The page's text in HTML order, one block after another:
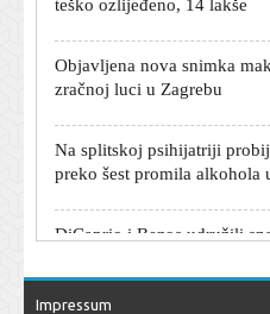
zračnoj luci u Zagrebu
preko šest promila alkohola
dolara za spas 100
Veliki požar kod poznatog
Impressum